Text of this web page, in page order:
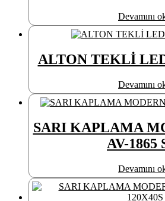
Devamını
ALTON TEKLİ
Devamını
SARI KAPLAMA
AV-1865
Devamını